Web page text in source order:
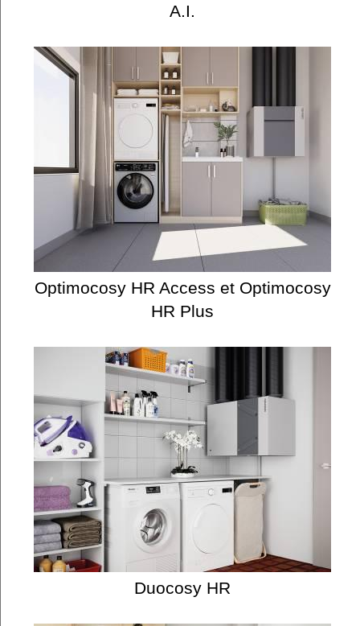
A.I.
Optimocosy HR Access et Optimocosy
HR Plus
Duocosy HR